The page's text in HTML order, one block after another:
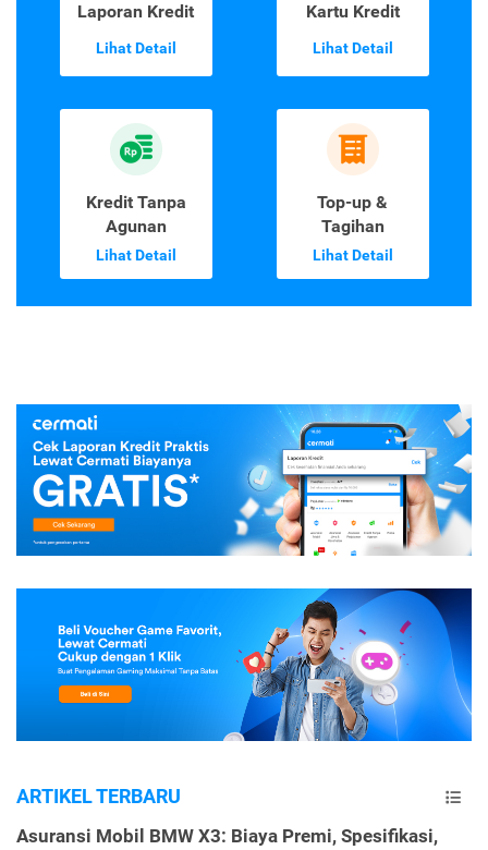
Laporan Kredit
Lihat Detail
Kartu Kredit
Lihat Detail
Kredit Tanpa
Agunan
Lihat Detail
Top-up &
Tagihan
Lihat Detail
ARTIKEL TERBARU
Asuransi Mobil BMW X3: Biaya Premi, Spesifikasi,